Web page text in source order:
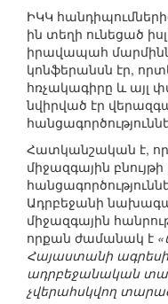
ԻԿԿ
ին տեղի ունեցած
իրավապահ
կոնֆերանսն էր,
հռչակագիրը և այլ
նվիրված էր
Հատկանշական է,
միջազգային
Ադրբեջանի
միջազգային
որքան ժամանակ է
Հայաստանի
ադրբեջանական
չվերահսկվող